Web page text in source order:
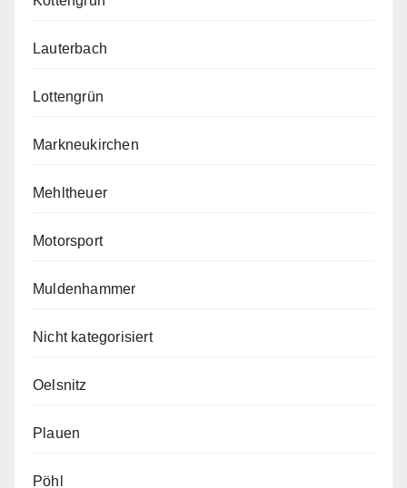
Lauterbach
Lottengrün
Markneukirchen
Mehltheuer
Motorsport
Muldenhammer
Nicht kategorisiert
Oelsnitz
Plauen
Pöhl